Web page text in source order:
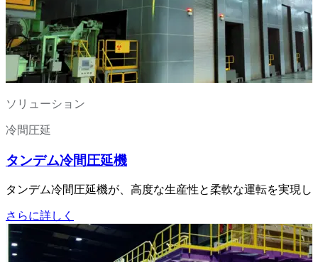
ソリューション
冷間圧延
タンデム冷間圧延機
タンデム冷間圧延機が、高度な生産性と柔軟な運転を実現
さらに詳しく